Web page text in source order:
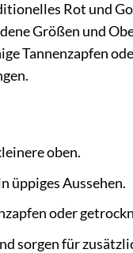
Rot und
Größen und
Tannenzapfen
oben.
üppiges Aussehen.
oder
sorgen für